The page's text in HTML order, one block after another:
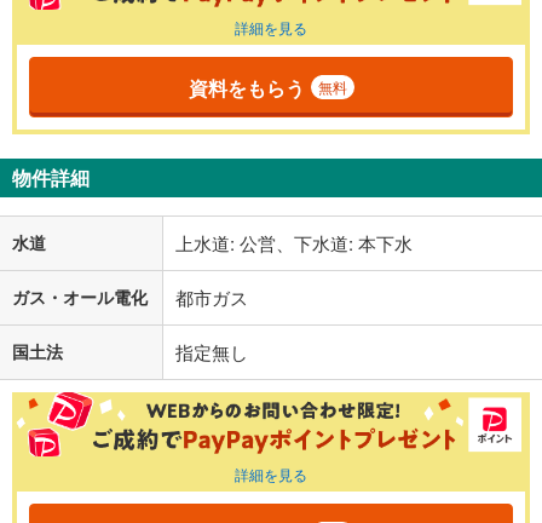
詳細を見る
資料をもらう 無料
物件詳細
水道 上水道: 公営、下水道: 本下水
ガス・オール電化 都市ガス
国土法 指定無し
詳細を見る